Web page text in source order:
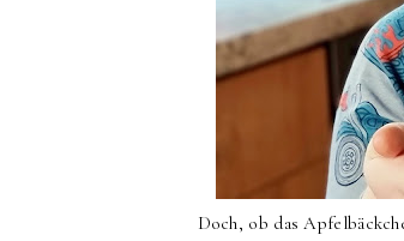
Doch, ob das